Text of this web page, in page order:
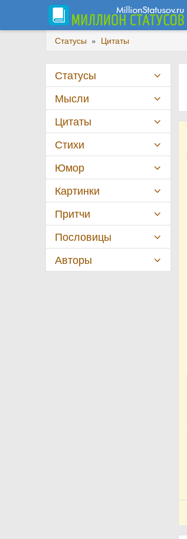
Статусы » Цитаты
Статусы
Мысли
Цитаты
Стихи
Юмор
Картинки
Притчи
Пословицы
Авторы